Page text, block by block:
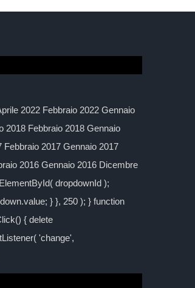
2022 Febbraio 2022 Gennaio
2018 Febbraio 2018 Gennaio
2017 Gennaio 2017
2016 Gennaio 2016 Dicembre
dropdownId );
} }, 250 ); } function
{ delete
'change',